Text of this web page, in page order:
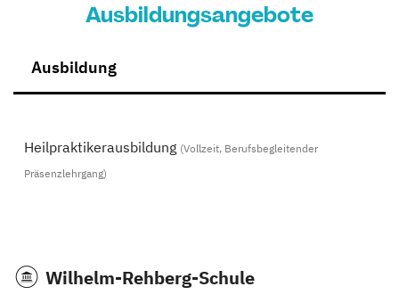
Ausbildungsangebote
Ausbildung
Heilpraktikerausbildung (Vollzeit, Berufsbegleitender
Präsenzlehrgang)
Wilhelm-Rehberg-Schule